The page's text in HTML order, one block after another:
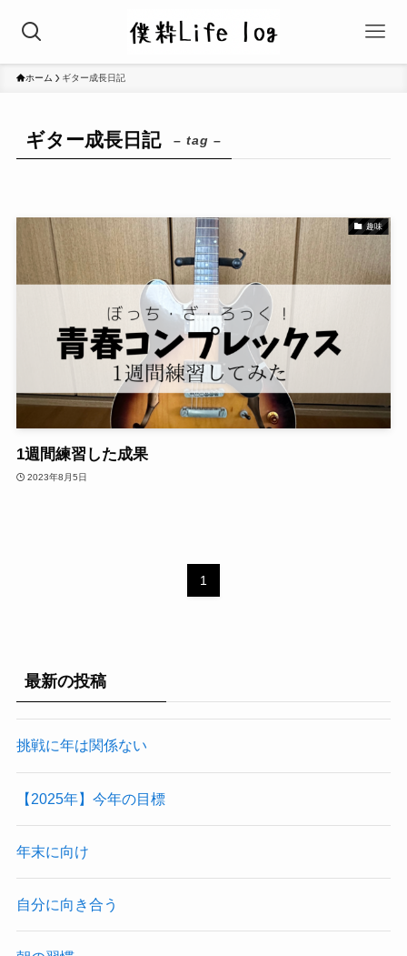
ホーム ギター成長日記
ギター成長日記 – tag –
趣味
1週間練習した成果
2023年8月5日
1
最新の投稿
挑戦に年は関係ない
【2025年】今年の目標
年末に向け
自分に向き合う